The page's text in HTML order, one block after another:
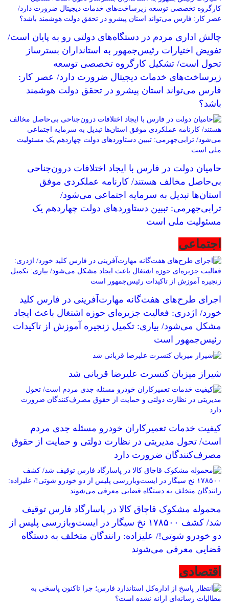
چالش اداری مردم در دستگاه‌های دولتی رو به پایان است/
تفویض اختیارات رئیس‌جمهور به استانداران بسترساز
تحول است/ تشکیل کارگروه تخصصی توسعه
زیرساخت‌های خدمات دیجیتال ضرورت دارد/ عصر کار:
فارس می‌تواند استان پیشرو در تحقق دولت هوشمند
باشد؟
حامیان دولت در فارس با ایجاد اختلافات درون‌جناحی
بی‌حاصل مخالف هستند/ کارنامه عملکردی موفق
استان‌ها تبدیل به سرمایه اجتماعی می‌شود/
ترابی‌جهرمی: تببین دستاوردهای دولت چهاردهم یک
مسئولیت ملی است
اجتماعی
اجرای طرح‌های هفت‌گانه مهارت‌آفرینی در فارس کلید
خورد/ اژدری: فعالیت جزیره‌‌ای حوزه اشتغال باعث ایجاد
مشکل می‌شود/ بیاری: تکمیل زنجیره آموزش از تاکیدات
رئیس‌جمهور است
شیراز میزبان کنسرت علیرضا قربانی شد
کیفیت خدمات تعمیرکاران خودرو مسئله جدی مردم
است/ تحول مدیریتی در نظارت دولتی و حمایت از حقوق
مصرف‌کنندگان ضرورت دارد
محموله مشکوک قاچاق کالا در پاسارگاد فارس توقیف
شد/ کشف ۱۷۸۵۰۰ نخ سیگار در ایست‌وبازرسی پلیس از
دو خودرو شوتی!/ علیزاده: رانندگان متخلف به دستگاه
قضایی معرفی می‌شوند
اقتصادی